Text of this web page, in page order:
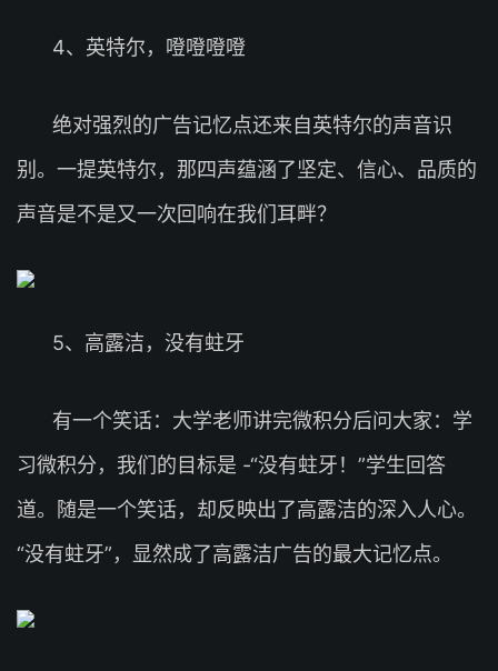
4、英特尔，噔噔噔噔
绝对强烈的广告记忆点还来自英特尔的声音识
别。一提英特尔，那四声蕴涵了坚定、信心、品质的
声音是不是又一次回响在我们耳畔？
5、高露洁，没有蛀牙
有一个笑话：大学老师讲完微积分后问大家：学
习微积分，我们的目标是 -“没有蛀牙！”学生回答
道。随是一个笑话，却反映出了高露洁的深入人心。
“没有蛀牙”，显然成了高露洁广告的最大记忆点。